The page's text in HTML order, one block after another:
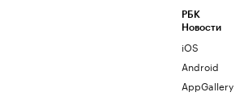
РБК
Новости
iOS
Android
AppGallery